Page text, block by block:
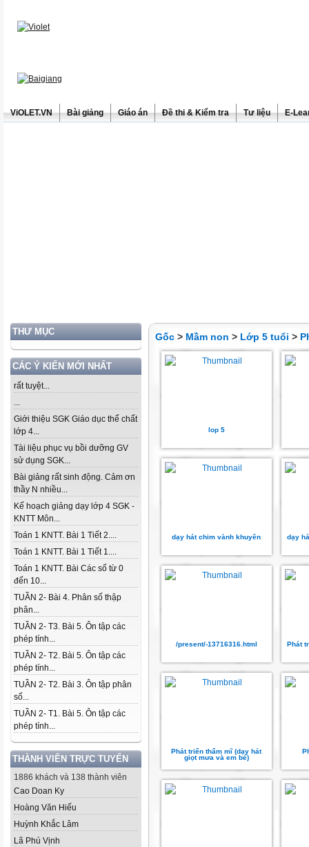
ViOLET.VN Bài giảng Giáo án Đề thi & Kiểm tra Tư liệu E-
THƯ MỤC
CÁC Ý KIẾN MỚI NHẤT
rất tuyệt...
...
Giới thiệu SGK Giáo dục thể chất
lớp 4...
Tài liệu phục vụ bồi dưỡng GV
sử dụng SGK...
Bài giảng rất sinh động. Cảm ơn
thầy N nhiều...
Kế hoạch giảng dạy lớp 4 SGK -
KNTT Môn...
Toán 1 KNTT. Bài 1 Tiết 2....
Toán 1 KNTT. Bài 1 Tiết 1....
Toán 1 KNTT. Bài Các số từ 0
đến 10...
TUẦN 2- Bài 4. Phân số thập
phân...
TUẦN 2- T3. Bài 5. Ôn tập các
phép tính...
TUẦN 2- T2. Bài 5. Ôn tập các
phép tính...
TUẦN 2- T2. Bài 3. Ôn tập phân
số...
TUẦN 2- T1. Bài 5. Ôn tập các
phép tính...
THÀNH VIÊN TRỰC TUYẾN
1886 khách và 138 thành viên
Cao Doan Ky
Hoàng Văn Hiếu
Huỳnh Khắc Lâm
Lã Phú Vịnh
Gốc > Mầm non > Lớp 5 tuổi >
lop 5
dạy hát chim vành khuyên dạy
/present/-13716316.html Phát
Phát triển thẩm mĩ (dạy hát
giọt mưa và em bé)